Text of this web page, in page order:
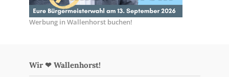
Werbung in Wallenhorst buchen!
Wir ❤ Wallenhorst!